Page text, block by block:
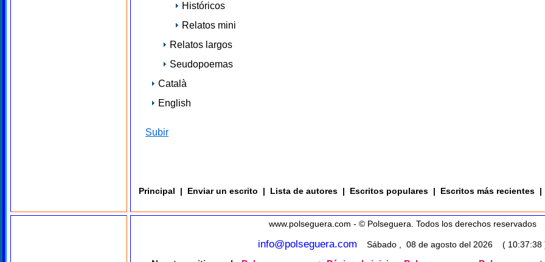
Históricos
Relatos mini
Relatos largos
Seudopoemas
Català
English
Subir
Principal | Enviar un escrito | Lista de autores | Escritos populares | Escritos más recientes |
www.polseguera.com - © Polseguera. Todos los derechos reservados
info@polseguera.com
Sábado , 08 de agosto del 2026 ( 10:37:38